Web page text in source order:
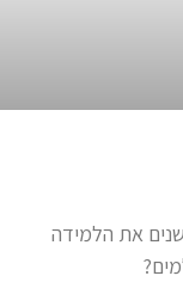
את הלמידה